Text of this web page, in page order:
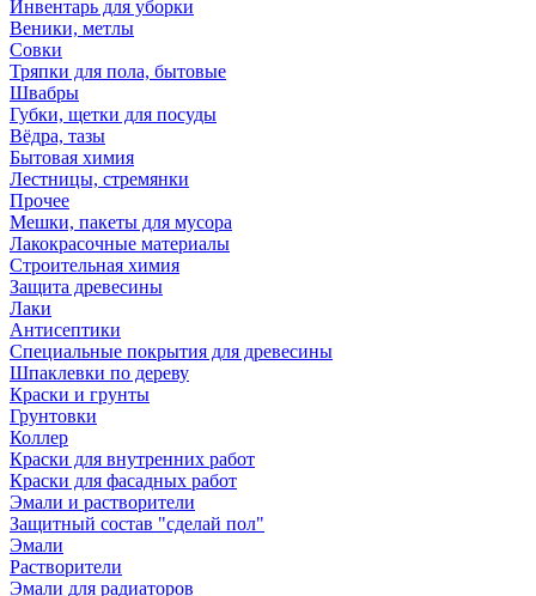
Инвентарь для уборки
Веники, метлы
Совки
Тряпки для пола, бытовые
Швабры
Губки, щетки для посуды
Вёдра, тазы
Бытовая химия
Лестницы, стремянки
Прочее
Мешки, пакеты для мусора
Лакокрасочные материалы
Строительная химия
Защита древесины
Лаки
Антисептики
Специальные покрытия для древесины
Шпаклевки по дереву
Краски и грунты
Грунтовки
Коллер
Краски для внутренних работ
Краски для фасадных работ
Эмали и растворители
Защитный состав "сделай пол"
Эмали
Растворители
Эмали для радиаторов